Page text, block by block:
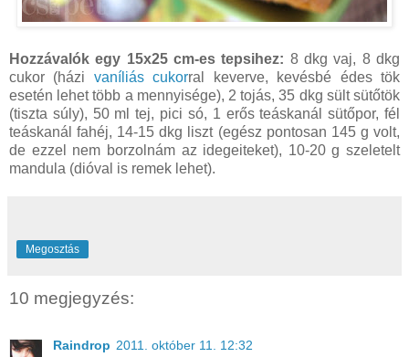
Hozzávalók egy 15x25 cm-es tepsihez: 8 dkg vaj, 8 dkg
cukor (házi vaníliás cukorral keverve, kevésbé édes tök
esetén lehet több a mennyisége), 2 tojás, 35 dkg sült sütőtök
(tiszta súly), 50 ml tej, pici só, 1 erős teáskanál sütőpor, fél
teáskanál fahéj, 14-15 dkg liszt (egész pontosan 145 g volt,
de ezzel nem borzolnám az idegeiteket), 10-20 g szeletelt
mandula (dióval is remek lehet).
Megosztás
10 megjegyzés:
Raindrop 2011. október 11. 12:32